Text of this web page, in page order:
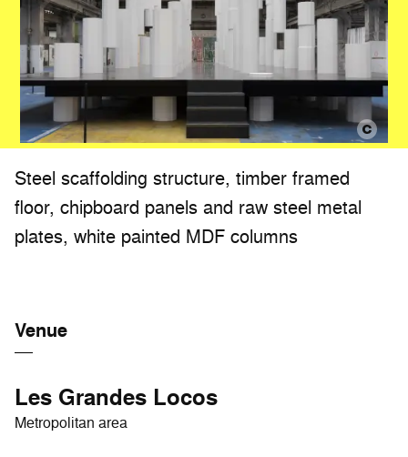
Steel scaffolding structure, timber framed
floor, chipboard panels and raw steel metal
plates, white painted MDF columns
Venue
Les Grandes Locos
Metropolitan area